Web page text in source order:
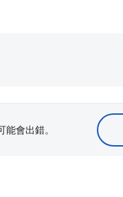
會出錯。